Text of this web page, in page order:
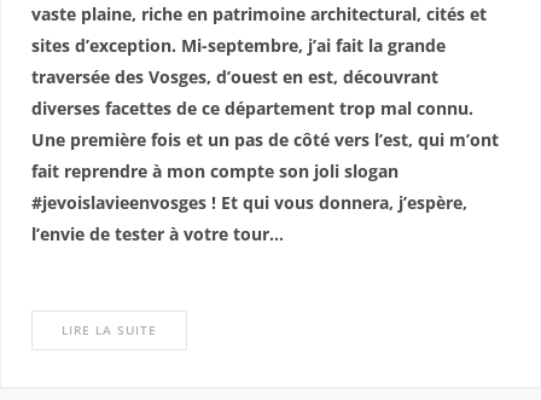
vaste plaine, riche en patrimoine architectural, cités et
sites d’exception. Mi-septembre, j’ai fait la grande
traversée des Vosges, d’ouest en est, découvrant
diverses facettes de ce département trop mal connu.
Une première fois et un pas de côté vers l’est, qui m’ont
fait reprendre à mon compte son joli slogan
#jevoislavieenvosges ! Et qui vous donnera, j’espère,
l’envie de tester à votre tour…
LIRE LA SUITE